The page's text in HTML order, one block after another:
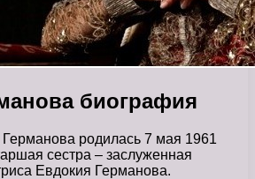
биография
родилась 7 мая 1961
сестра – заслуженная
Евдокия Германова.